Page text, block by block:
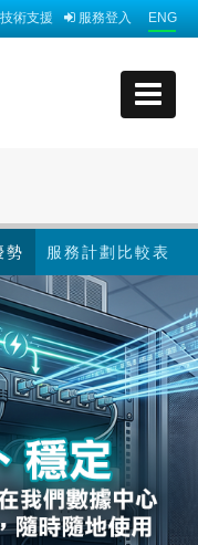
ENG
服務登入
技術支援
服務計劃比較表
勢